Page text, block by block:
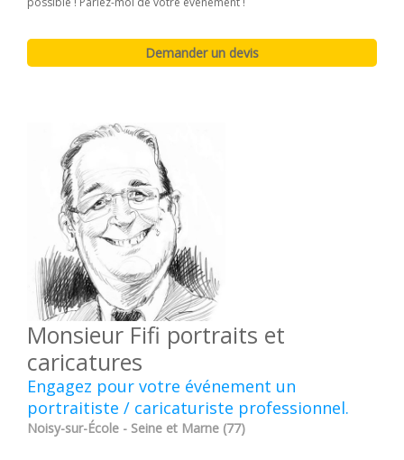
Monsieur Fifi portraits et
caricatures
Engagez pour votre événement un
portraitiste / caricaturiste professionnel.
Noisy-sur-École - Seine et Marne (77)